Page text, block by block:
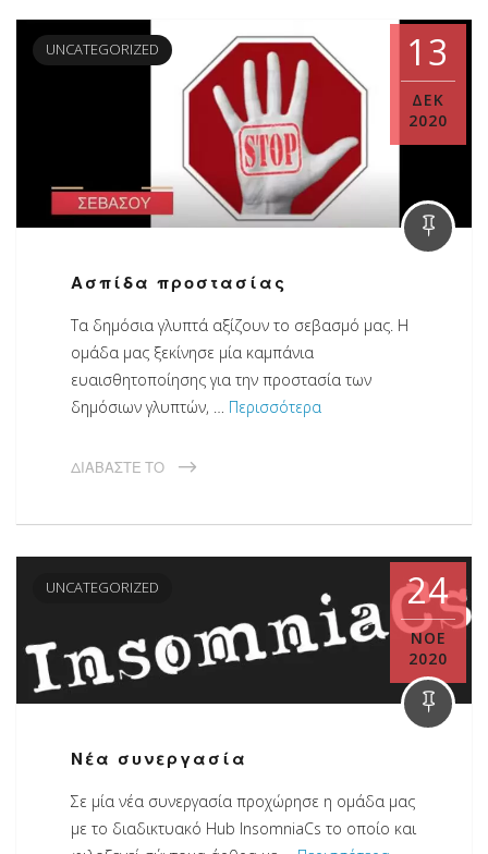
UNCATEGORIZED 13
ΔΕΚ
2020
Ασπίδα προστασίας
Τα δημόσια γλυπτά αξίζουν το σεβασμό μας. Η
ομάδα μας ξεκίνησε μία καμπάνια
ευαισθητοποίησης για την προστασία των
δημόσιων γλυπτών, … Περισσότερα
ΔΙΑΒΆΣΤΕ ΤΟ
UNCATEGORIZED 24
ΝΟΈ
2020
Νέα συνεργασία
Σε μία νέα συνεργασία προχώρησε η ομάδα μας
με το διαδικτυακό Hub InsomniaCs το οποίο και